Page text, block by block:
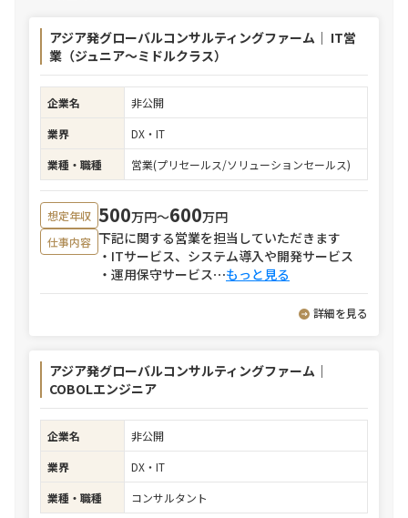
アジア発グローバルコンサルティングファーム｜ IT営
業（ジュニア～ミドルクラス）
企業名
非公開
業界
DX・IT
業種・職種
営業(プリセールス/ソリューションセールス)
想定年収 500万円〜600万円
仕事内容 下記に関する営業を担当していただきます
・ITサービス、システム導入や開発サービス
・運用保守サービス⋯もっと見る
詳細を見る
アジア発グローバルコンサルティングファーム｜
COBOLエンジニア
企業名
非公開
業界
DX・IT
業種・職種
コンサルタント